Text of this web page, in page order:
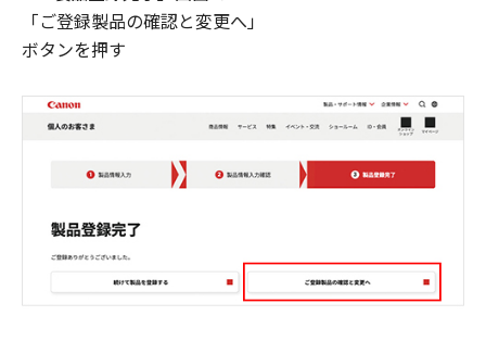
「ご登録製品の確認と変更へ」
ボタンを押す